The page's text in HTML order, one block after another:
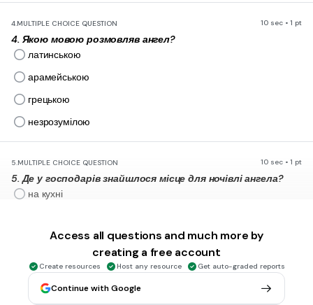
4.MULTIPLE CHOICE QUESTION 10 sec • 1 pt
4. Якою мовою розмовляв ангел?
латинською
арамейською
грецькою
незрозумілою
5.MULTIPLE CHOICE QUESTION 10 sec • 1 pt
5. Де у господарів знайшлося місце для ночівлі ангела?
на кухні
у сарайчику
у підвалі
MULTIPLE CHOICE QUESTION 30 sec • 1 pt
Access all questions and much more by
creating a free account
Create resources Host any resource Get auto-graded reports
Continue with Google